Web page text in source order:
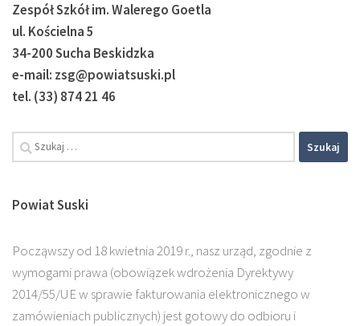
Zespół Szkół im. Walerego Goetla
ul. Kościelna 5
34-200 Sucha Beskidzka
e-mail: zsg@powiatsuski.pl
tel. (33) 874 21 46
Powiat Suski
Począwszy od 18 kwietnia 2019 r., nasz urząd, zgodnie z
wymogami prawa (obowiązek wdrożenia Dyrektywy
2014/55/UE w sprawie fakturowania elektronicznego w
zamówieniach publicznych) jest gotowy do odbioru i